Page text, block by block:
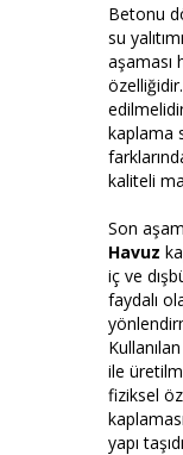
Betonu
su
aşaması
kaplama
kaliteli
Son
Havuz
iç ve
faydalı
ile
fiziksel
yapı